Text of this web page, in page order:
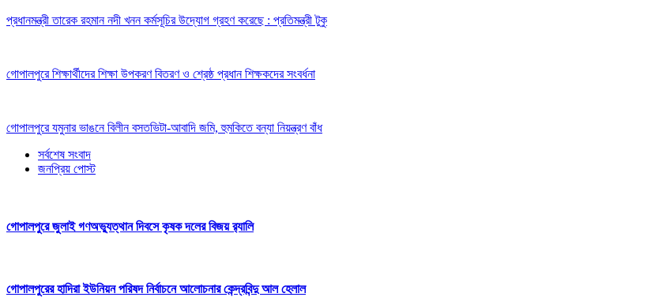
প্রধানমন্ত্রী তারেক রহমান নদী খনন কর্মসূচির উদ্যোগ গ্রহণ করেছে : প্রতিমন্ত্রী টুকু
গোপালপুরে শিক্ষার্থীদের শিক্ষা উপকরণ বিতরণ ও শ্রেষ্ঠ প্রধান শিক্ষকদের সংবর্ধনা
গোপালপুরে যমুনার ভাঙনে বিলীন বসতভিটা-আবাদি জমি, হুমকিতে বন্যা নিয়ন্ত্রণ বাঁধ
সর্বশেষ সংবাদ
জনপ্রিয় পোস্ট
গোপালপুরে জুলাই গণঅভ্যুত্থান দিবসে কৃষক দলের বিজয় র‍্যালি
গোপালপুরের হাদিরা ইউনিয়ন পরিষদ নির্বাচনে আলোচনার কেন্দ্রবিন্দু আল হেলাল